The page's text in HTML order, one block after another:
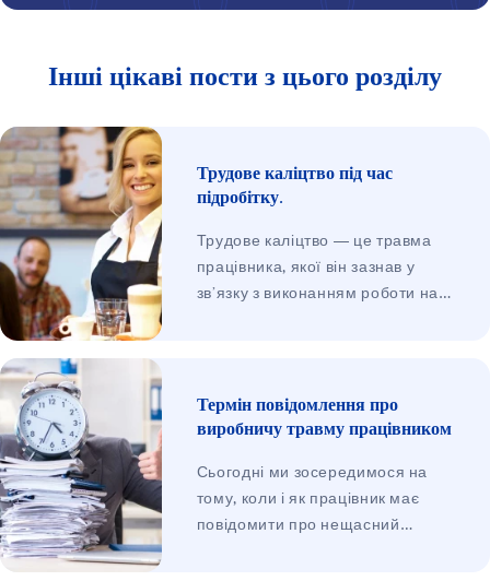
Інші цікаві пости з цього розділу
Трудове каліцтво під час
підробітку.
Трудове каліцтво — це травма
працівника, якої він зазнав у
зв’язку з виконанням роботи на
трудовому договорі, чи,
наприклад, про один із типів угод
працівників). Вимоги працівника,
який отримав трудове каліцтво
під час підробітку, по суті такі
Термін повідомлення про
виробничу травму працівником
Сьогодні ми зосередимося на
тому, коли і як працівник має
повідомити про нещасний